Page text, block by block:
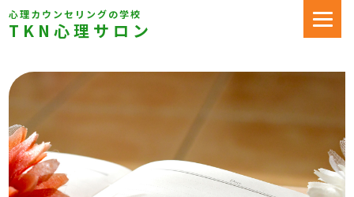
心理カウンセリングの学校
TKN心理サロン